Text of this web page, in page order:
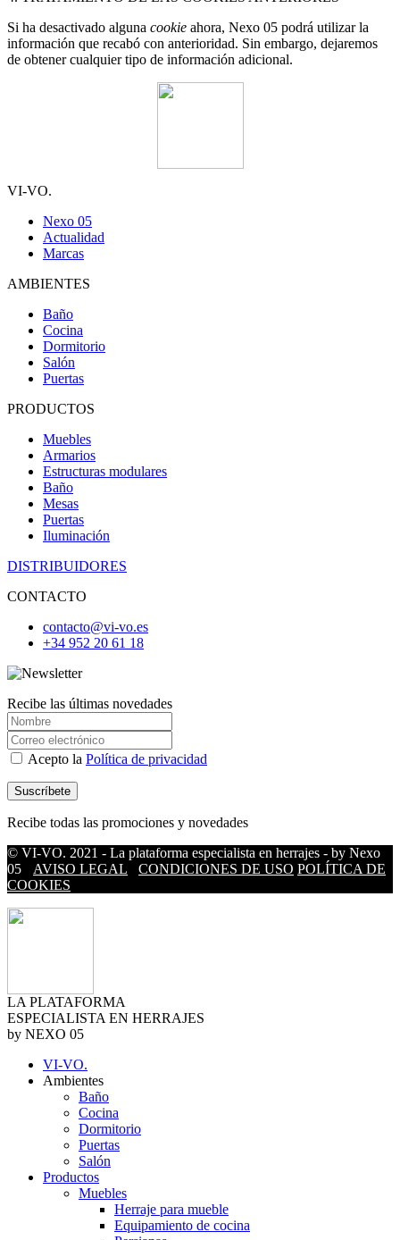
Si ha desactivado alguna cookie ahora, Nexo 05 podrá utilizar la
información que recabó con anterioridad. Sin embargo, dejaremos
de obtener cualquier tipo de información adicional.
VI-VO.
Nexo 05
Actualidad
Marcas
AMBIENTES
Baño
Cocina
Dormitorio
Salón
Puertas
PRODUCTOS
Muebles
Armarios
Estructuras modulares
Baño
Mesas
Puertas
Iluminación
DISTRIBUIDORES
CONTACTO
contacto@vi-vo.es
+34 952 20 61 18
Recibe las últimas novedades
Acepto la Política de privacidad
Recibe todas las promociones y novedades
© VI-VO. 2021 - La plataforma especialista en herrajes - by Nexo
05
AVISO LEGAL CONDICIONES DE USO POLÍTICA DE
COOKIES
LA PLATAFORMA
ESPECIALISTA EN HERRAJES
by NEXO 05
VI-VO.
Ambientes
Baño
Cocina
Dormitorio
Puertas
Salón
Productos
Muebles
Herraje para mueble
Equipamiento de cocina